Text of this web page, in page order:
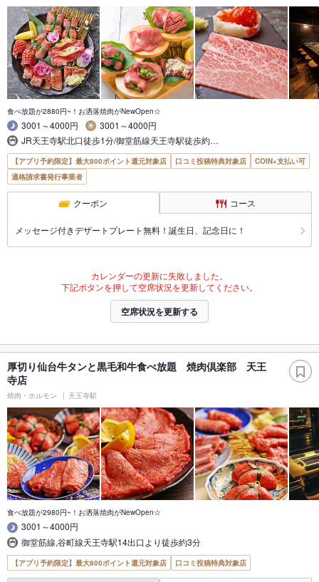
食べ放題が2880円~！お洒落焼肉がNewOpen☆
3001～4000円
3001～4000円
JR天王寺駅北口徒歩1分/御堂筋線天王寺駅徒歩約…
【アプリ予約限定】最大800ポイント還元対象店 口コミ投稿特典対象店
COIN+支払い可
適格請求書発行事業者
クーポン コース
メッセージ付きデザートプレート無料！誕生日、記念日に！
カレンダーの更新に失敗しました。
下記ボタンを押して空席状況を更新してください。
空席状況を更新する
厚切り仙台牛タンと黒毛和牛食べ放題 焼肉倶楽部 天王
寺店
焼肉・ホルモン 天王寺駅
食べ放題が2980円~！お洒落焼肉がNewOpen☆
3001～4000円
御堂筋線,谷町線天王寺駅14出口より徒歩約3分
【アプリ予約限定】最大800ポイント還元対象店 口コミ投稿特典対象店